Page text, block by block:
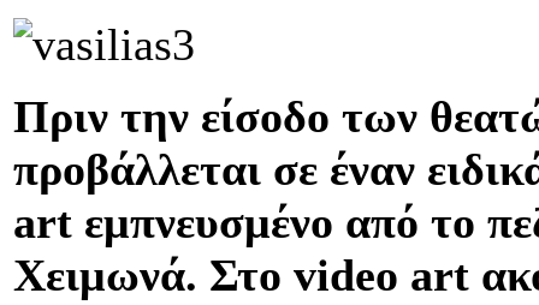
Πριν την είσοδο των
προβάλλεται σε έναν
art εμπνευσμένο από το
Χειμωνά. Στο video art